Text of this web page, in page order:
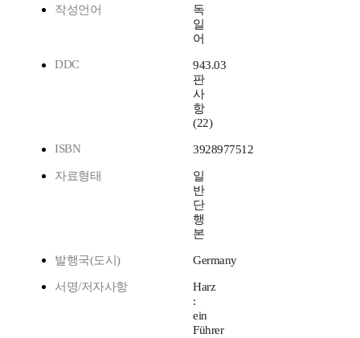
작성언어
독
일
어
DDC
943.03
판
사
항
(22)
ISBN
3928977512
자료형태
일
반
단
행
본
발행국(도시) Germany
서명/저자사항
Harz
:
ein
Führer